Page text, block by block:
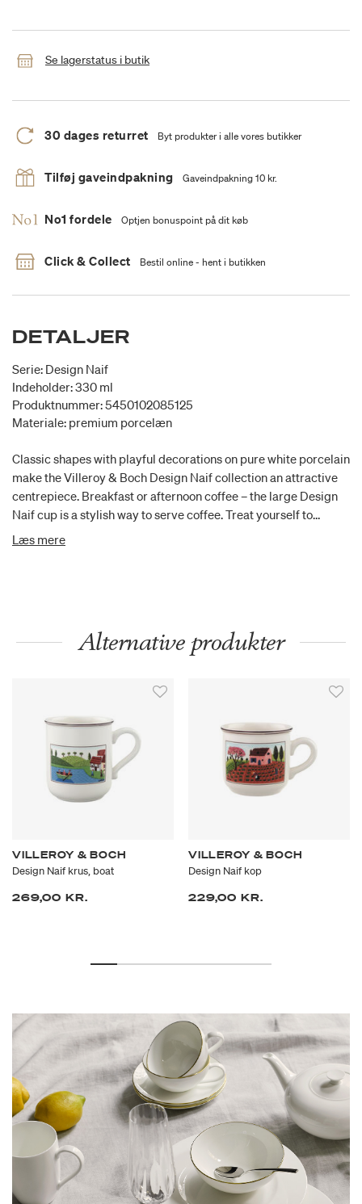
Se lagerstatus i butik
30 dages returret Byt produkter i alle vores butikker
Tilføj gaveindpakning Gaveindpakning 10 kr.
No1 fordele Optjen bonuspoint på dit køb
Click & Collect Bestil online - hent i butikken
DETALJER
Serie: Design Naif
Indeholder: 330 ml
Produktnummer: 5450102085125
Materiale: premium porcelæn
Classic shapes with playful decorations on pure white porcelain
make the Villeroy & Boch Design Naif collection an attractive
centrepiece. Breakfast or afternoon coffee – the large Design
Naif cup is a stylish way to serve coffee. Treat yourself to
creatively decorated porcelain.
Læs mere
Alternative produkter
VILLEROY & BOCH
Design Naif krus, boat
269,00 KR.
VILLEROY & BOCH
Design Naif kop
229,00 KR.